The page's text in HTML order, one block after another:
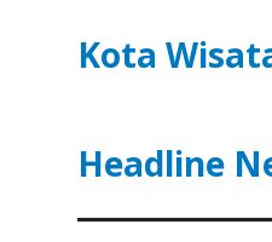
Kota
Headline